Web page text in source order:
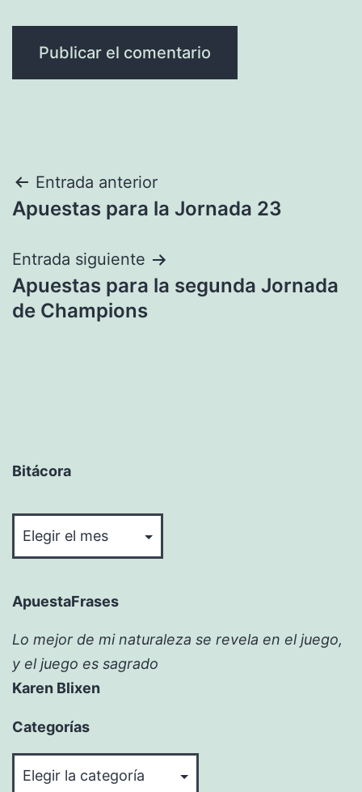
Navegación
de
entradas
Entrada anterior
Apuestas para la Jornada 23
Entrada siguiente
Apuestas para la segunda Jornada
de Champions
Bitácora
ApuestaFrases
Lo mejor de mi naturaleza se revela en el juego,
y el juego es sagrado
Karen Blixen
Categorías